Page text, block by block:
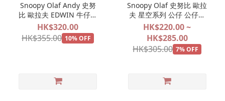
Snoopy Olaf Andy 史努
比 歐拉夫 EDWIN 牛仔褲
系列 公仔掛飾 娃娃玩偶吊
飾 【2027年1月預訂商
品】
HK$320.00
HK$355.00 10% OFF
Snoopy Olaf 史努比 歐拉
夫 星空系列 公仔 公仔掛
飾 娃娃玩偶吊飾 【2027
年2月預訂商品】
HK$220.00 ~
HK$285.00
HK$305.00 7% OFF